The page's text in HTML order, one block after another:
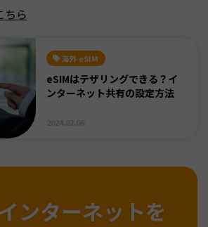
ちら
海外 eSIM
eSIMはテザリングできる？イ
ンターネット共有の設定方法
ンターネットを